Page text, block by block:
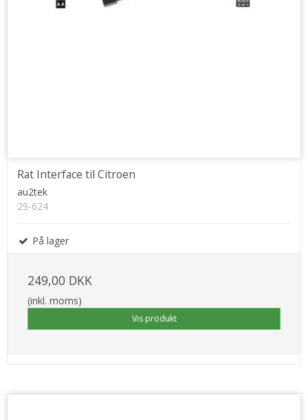
Rat Interface til Citroen
au2tek
29-624
På lager
249,00 DKK
(inkl. moms)
Vis produkt